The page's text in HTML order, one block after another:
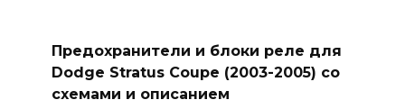
Предохранители и блоки реле для
Dodge Stratus Coupe (2003-2005) со
схемами и описанием